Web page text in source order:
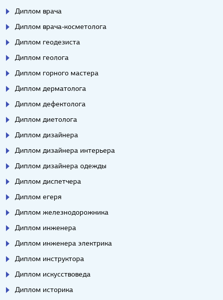
Диплом врача
Диплом врача-косметолога
Диплом геодезиста
Диплом геолога
Диплом горного мастера
Диплом дерматолога
Диплом дефектолога
Диплом диетолога
Диплом дизайнера
Диплом дизайнера интерьера
Диплом дизайнера одежды
Диплом диспетчера
Диплом егеря
Диплом железнодорожника
Диплом инженера
Диплом инженера электрика
Диплом инструктора
Диплом искусствоведа
Диплом историка